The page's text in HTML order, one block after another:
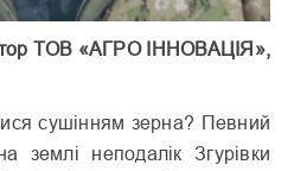
ТОВ «АГРО ІННОВАЦІЯ»,
сушінням зерна? Певний
землі неподалік Згурівки